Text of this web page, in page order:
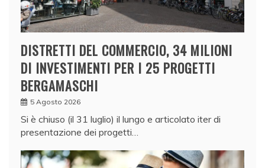
DISTRETTI DEL COMMERCIO, 34 MILIONI
DI INVESTIMENTI PER I 25 PROGETTI
BERGAMASCHI
5 Agosto 2026
Si è chiuso (il 31 luglio) il lungo e articolato iter di
presentazione dei progetti…